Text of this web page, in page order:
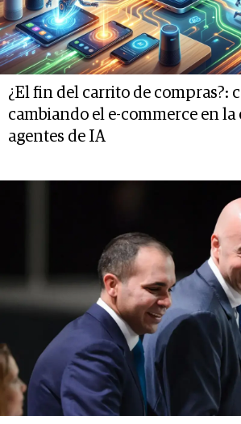
¿El fin del carrito de compras?:
cambiando el e-commerce en la
agentes de IA